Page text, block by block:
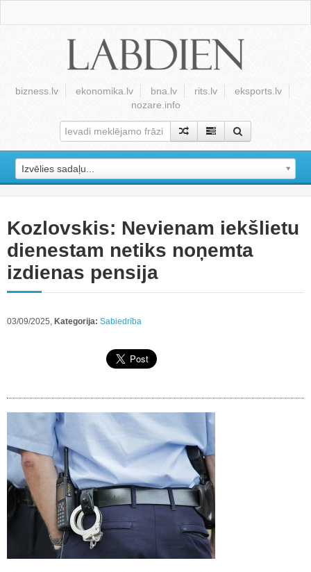
bizness.lv ekonomika.lv bna.lv rits.lv
eksports.lv
nozare.info
Izvēlies sadaļu...
Kozlovskis: Nevienam iekšlietu
dienestam netiks noņemta
izdienas pensija
03/09/2025, Kategorija: Sabiedrība